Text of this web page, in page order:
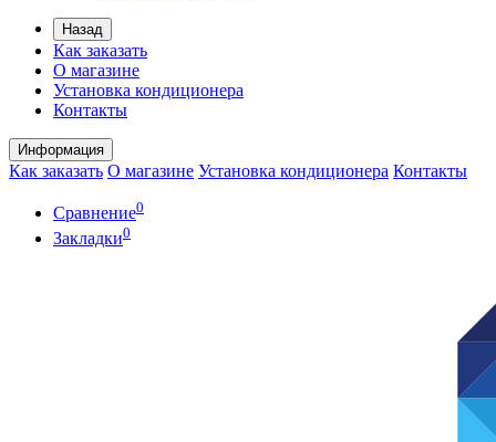
Назад
Как заказать
О магазине
Установка кондиционера
Контакты
Информация
Как заказать О магазине Установка кондиционера Контакты
Сравнение0
Закладки0